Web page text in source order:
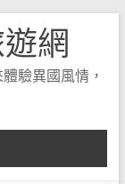
網
驗異國風情，